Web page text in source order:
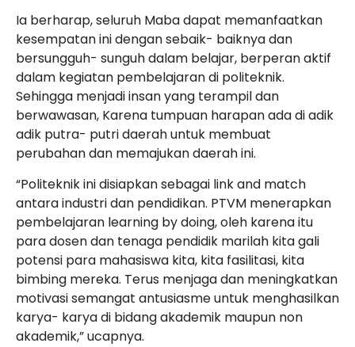
Ia berharap, seluruh Maba dapat memanfaatkan
kesempatan ini dengan sebaik- baiknya dan
bersungguh- sunguh dalam belajar, berperan aktif
dalam kegiatan pembelajaran di politeknik.
Sehingga menjadi insan yang terampil dan
berwawasan, Karena tumpuan harapan ada di adik
adik putra- putri daerah untuk membuat
perubahan dan memajukan daerah ini.
“Politeknik ini disiapkan sebagai link and match
antara industri dan pendidikan. PTVM menerapkan
pembelajaran learning by doing, oleh karena itu
para dosen dan tenaga pendidik marilah kita gali
potensi para mahasiswa kita, kita fasilitasi, kita
bimbing mereka. Terus menjaga dan meningkatkan
motivasi semangat antusiasme untuk menghasilkan
karya- karya di bidang akademik maupun non
akademik,” ucapnya.